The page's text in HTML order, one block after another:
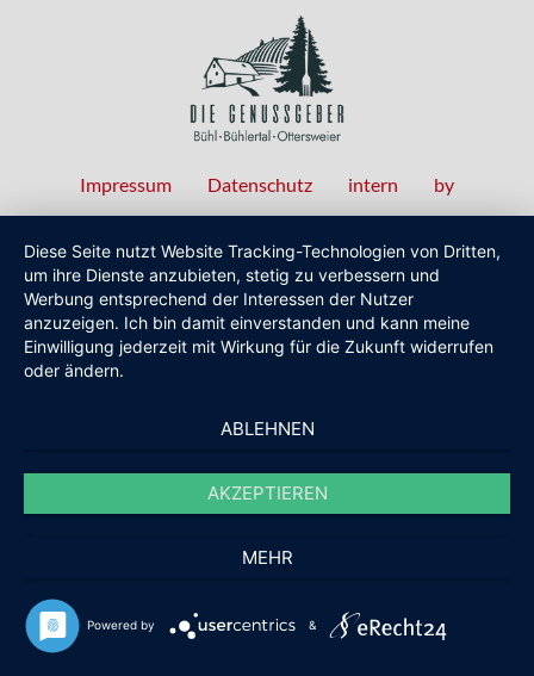
Fußzeilenmenü
Impressum Datenschutz intern by
Diese Seite nutzt Website Tracking-Technologien von Dritten,
um ihre Dienste anzubieten, stetig zu verbessern und
Werbung entsprechend der Interessen der Nutzer
anzuzeigen. Ich bin damit einverstanden und kann meine
Einwilligung jederzeit mit Wirkung für die Zukunft widerrufen
oder ändern.
ABLEHNEN
AKZEPTIEREN
MEHR
Powered by &